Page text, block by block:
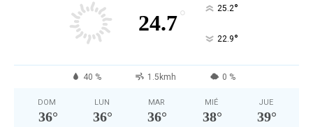
24.7° 25.2°
22.9°
40 % 1.5kmh 0 %
DOM
36°
LUN
36°
MAR
36°
MIÉ
38°
JUE
39°